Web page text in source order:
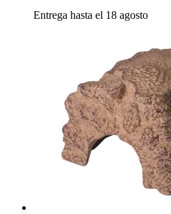
Entrega hasta el 18 agosto